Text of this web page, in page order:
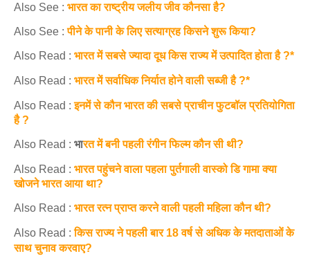
Also See : भारत का राष्ट्रीय जलीय जीव कौनसा है?
Also See : पीने के पानी के लिए सत्याग्रह किसने शुरू किया?
Also Read : भारत में सबसे ज्यादा दूध किस राज्य में उत्पादित होता है ?*
Also Read : भारत में सर्वाधिक निर्यात होने वाली सब्जी है ?*
Also Read : इनमें से कौन भारत की सबसे प्राचीन फुटबॉल प्रतियोगिता
है ?
Also Read : भारत में बनी पहली रंगीन फिल्म कौन सी थी?
Also Read : भारत पहुंचने वाला पहला पुर्तगाली वास्को डि गामा क्या
खोजने भारत आया था?
Also Read : भारत रत्न प्राप्त करने वाली पहली महिला कौन थी?
Also Read : किस राज्‍य ने पहली बार 18 वर्ष से अधिक के मतदाताओं के
साथ चुनाव करवाए?